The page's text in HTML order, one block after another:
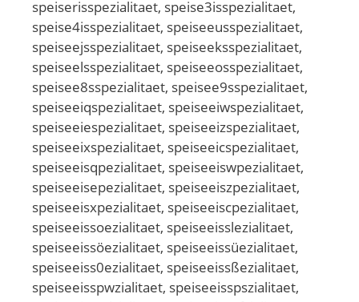
speiserisspezialitaet, speise3isspezialitaet,
speise4isspezialitaet, speiseeusspezialitaet,
speiseejsspezialitaet, speiseeksspezialitaet,
speiseelsspezialitaet, speiseeosspezialitaet,
speisee8sspezialitaet, speisee9sspezialitaet,
speiseeiqspezialitaet, speiseeiwspezialitaet,
speiseeiespezialitaet, speiseeizspezialitaet,
speiseeixspezialitaet, speiseeicspezialitaet,
speiseeisqpezialitaet, speiseeiswpezialitaet,
speiseeisepezialitaet, speiseeiszpezialitaet,
speiseeisxpezialitaet, speiseeiscpezialitaet,
speiseeissoezialitaet, speiseeisslezialitaet,
speiseeissöezialitaet, speiseeissüezialitaet,
speiseeiss0ezialitaet, speiseeissßezialitaet,
speiseeisspwzialitaet, speiseeisspszialitaet,